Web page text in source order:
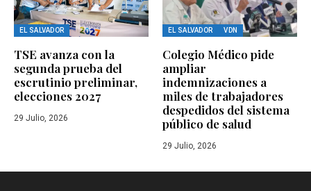
EL SALVADOR
TSE avanza con la
segunda prueba del
escrutinio preliminar,
elecciones 2027
29 Julio, 2026
EL SALVADOR VDN
Colegio Médico pide
ampliar
indemnizaciones a
miles de trabajadores
despedidos del sistema
público de salud
29 Julio, 2026